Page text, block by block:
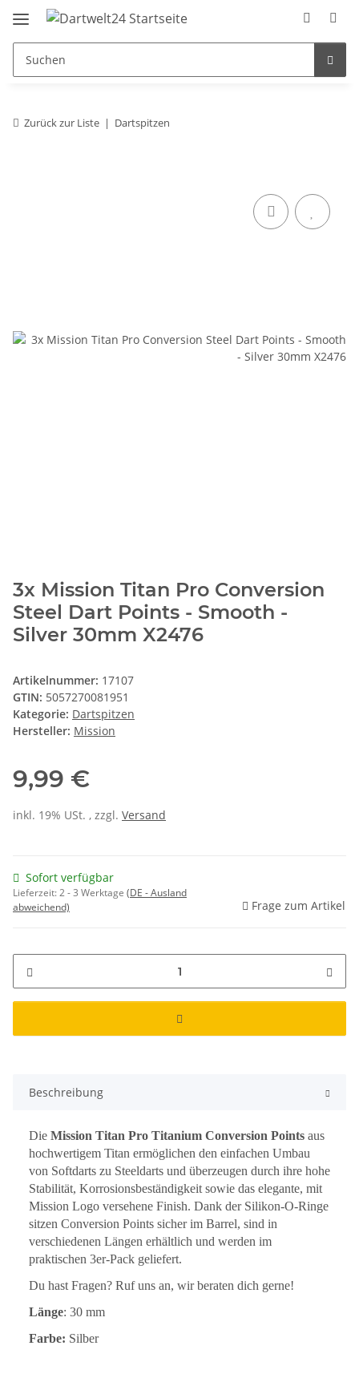
Zurück zur Liste Dartspitzen
3x Mission Titan Pro Conversion
Steel Dart Points - Smooth -
Silver 30mm X2476
Artikelnummer: 17107
GTIN: 5057270081951
Kategorie: Dartspitzen
Hersteller: Mission
9,99 €
inkl. 19% USt. , zzgl. Versand
Sofort verfügbar
Lieferzeit:2 - 3 Werktage (DE - Ausland
abweichend)
Frage zum Artikel
Beschreibung
Die Mission Titan Pro Titanium Conversion Points aus
hochwertigem Titan ermöglichen den einfachen Umbau
von Softdarts zu Steeldarts und überzeugen durch ihre hohe
Stabilität, Korrosionsbeständigkeit sowie das elegante, mit
Mission Logo versehene Finish. Dank der Silikon-O-Ringe
sitzen Conversion Points sicher im Barrel, sind in
verschiedenen Längen erhältlich und werden im
praktischen 3er-Pack geliefert.
Du hast Fragen? Ruf uns an, wir beraten dich gerne!
Länge: 30 mm
Farbe: Silber